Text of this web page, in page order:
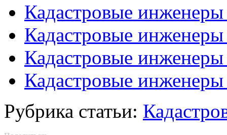
Кадастровые инженеры
Кадастровые
Кадастровые
Кадастровые
Рубрика статьи: